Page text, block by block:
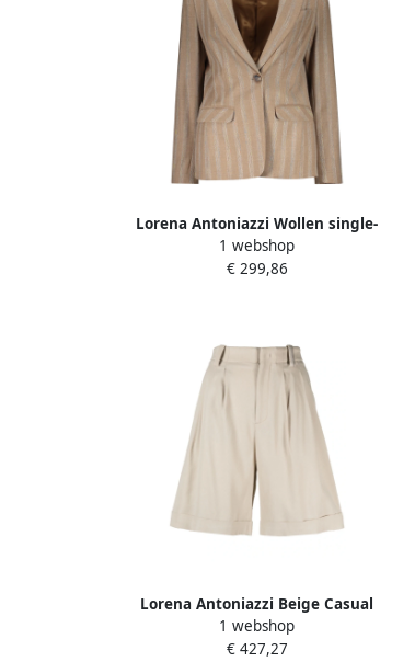
Lorena Antoniazzi Wollen single-
breasted blazer met reverskraag
Beige Dames
1 webshop
€ 299,86
Lorena Antoniazzi Beige Casual
Bermuda Shorts Beige Dames
1 webshop
€ 427,27